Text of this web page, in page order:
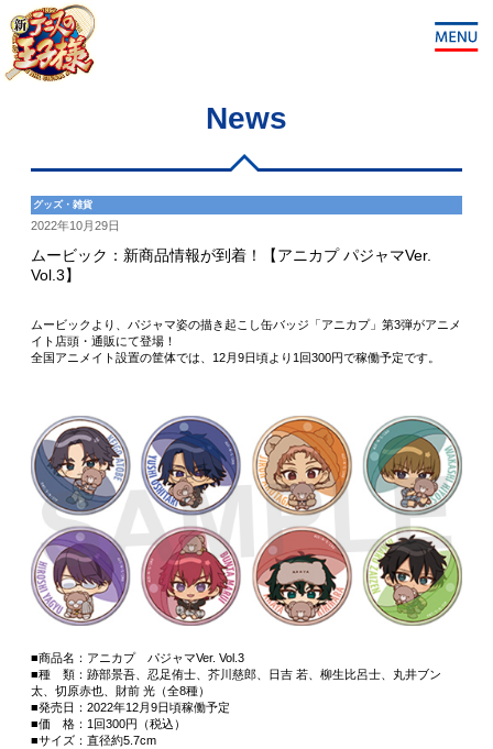
News
グッズ・雑貨
2022年10月29日
ムービック：新商品情報が到着！【アニカプ パジャマVer.
Vol.3】
ムービックより、パジャマ姿の描き起こし缶バッジ「アニカプ」第3弾がアニメ
イト店頭・通販にて登場！
全国アニメイト設置の筐体では、12月9日頃より1回300円で稼働予定です。
■商品名：アニカプ パジャマVer. Vol.3
■種 類：跡部景吾、忍足侑士、芥川慈郎、日吉 若、柳生比呂士、丸井ブン
太、切原赤也、財前 光（全8種）
■発売日：2022年12月9日頃稼働予定
■価 格：1回300円（税込）
■サイズ：直径約5.7cm